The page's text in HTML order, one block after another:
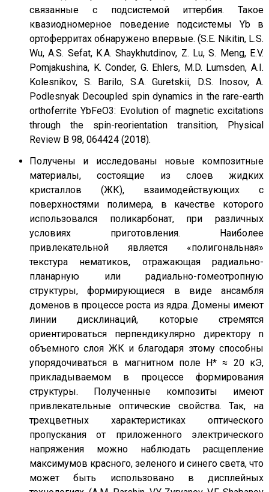
связанные с подсистемой иттербия. Такое
квазиодномерное поведение подсистемы Yb в
ортоферритах обнаружено впервые. (S.E. Nikitin, L.S.
Wu, A.S. Sefat, K.A. Shaykhutdinov, Z. Lu, S. Meng, E.V.
Pomjakushina, K. Conder, G. Ehlers, M.D. Lumsden, A.I.
Kolesnikov, S. Barilo, S.A. Guretskii, D.S. Inosov, A.
Podlesnyak Decoupled spin dynamics in the rare-earth
orthoferrite YbFeO3: Evolution of magnetic excitations
through the spin-reorientation transition, Physical
Review B 98, 064424 (2018).
Получены и исследованы новые композитные
материалы, состоящие из слоев жидких
кристаллов (ЖК), взаимодействующих с
поверхностями полимера, в качестве которого
использовался поликарбонат, при различных
условиях приготовления. Наиболее
привлекательной является «полигональная»
текстура нематиков, отражающая радиально-
планарную или радиально-гомеотропную
структуры, формирующиеся в виде ансамбля
доменов в процессе роста из ядра. Домены имеют
линии дисклинаций, которые стремятся
ориентироваться перпендикулярно директору n
объемного слоя ЖК и благодаря этому способны
упорядочиваться в магнитном поле H* ≈ 20 кЭ,
прикладываемом в процессе формирования
структуры. Полученные композиты имеют
привлекательные оптические свойства. Так, на
трехцветных характеристиках оптического
пропускания от приложенного электрического
напряжения можно наблюдать расщепление
максимумов красного, зеленого и синего света, что
может быть использовано в дисплейных